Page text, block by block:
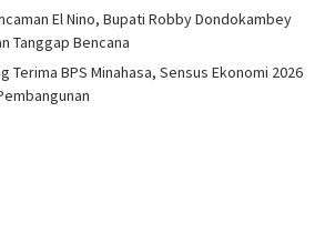
El Nino, Bupati Robby Dondokambey
Tanggap Bencana
Terima BPS Minahasa, Sensus Ekonomi 2026